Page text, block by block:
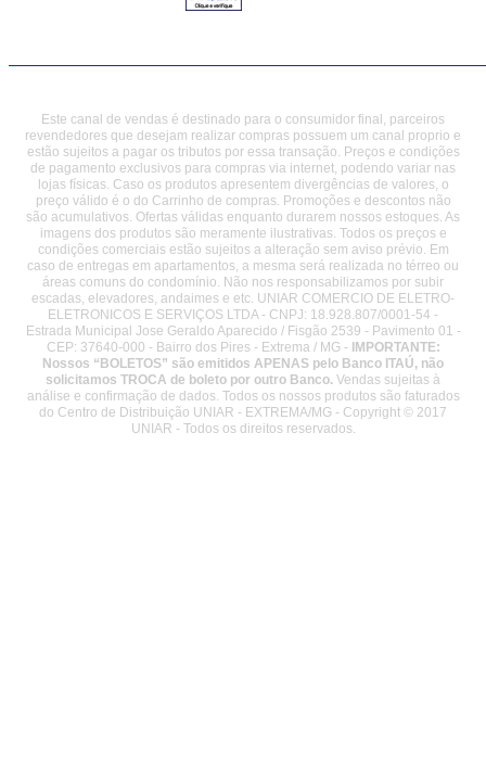
Este canal de vendas é destinado para o consumidor final, parceiros
revendedores que desejam realizar compras possuem um canal proprio e
estão sujeitos a pagar os tributos por essa transação. Preços e condições
de pagamento exclusivos para compras via internet, podendo variar nas
lojas físicas. Caso os produtos apresentem divergências de valores, o
preço válido é o do Carrinho de compras. Promoções e descontos não
são acumulativos. Ofertas válidas enquanto durarem nossos estoques. As
imagens dos produtos são meramente ilustrativas. Todos os preços e
condições comerciais estão sujeitos a alteração sem aviso prévio. Em
caso de entregas em apartamentos, a mesma será realizada no térreo ou
áreas comuns do condomínio. Não nos responsabilizamos por subir
escadas, elevadores, andaimes e etc. UNIAR COMERCIO DE ELETRO-
ELETRONICOS E SERVIÇOS LTDA - CNPJ: 18.928.807/0001-54 -
Estrada Municipal Jose Geraldo Aparecido / Fisgão 2539 - Pavimento 01 -
CEP: 37640-000 - Bairro dos Pires - Extrema / MG - IMPORTANTE:
Nossos “BOLETOS” são emitidos APENAS pelo Banco ITAÚ, não
solicitamos TROCA de boleto por outro Banco. Vendas sujeitas à
análise e confirmação de dados. Todos os nossos produtos são faturados
do Centro de Distribuição UNIAR - EXTREMA/MG - Copyright © 2017
UNIAR - Todos os direitos reservados.